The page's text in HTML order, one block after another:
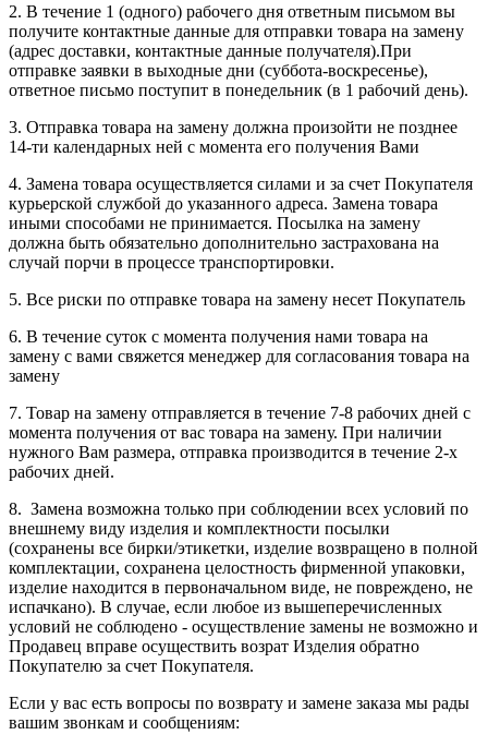
2. В течение 1 (одного) рабочего дня ответным письмом вы
получите контактные данные для отправки товара на замену
(адрес доставки, контактные данные получателя).При
отправке заявки в выходные дни (суббота-воскресенье),
ответное письмо поступит в понедельник (в 1 рабочий день).
3. Отправка товара на замену должна произойти не позднее
14-ти календарных ней с момента его получения Вами
4. Замена товара осуществляется силами и за счет Покупателя
курьерской службой до указанного адреса. Замена товара
иными способами не принимается. Посылка на замену
должна быть обязательно дополнительно застрахована на
случай порчи в процессе транспортировки.
5. Все риски по отправке товара на замену несет Покупатель
6. В течение суток с момента получения нами товара на
замену с вами свяжется менеджер для согласования товара на
замену
7. Товар на замену отправляется в течение 7-8 рабочих дней с
момента получения от вас товара на замену. При наличии
нужного Вам размера, отправка производится в течение 2-х
рабочих дней.
8. Замена возможна только при соблюдении всех условий по
внешнему виду изделия и комплектности посылки
(сохранены все бирки/этикетки, изделие возвращено в полной
комплектации, сохранена целостность фирменной упаковки,
изделие находится в первоначальном виде, не повреждено, не
испачкано). В случае, если любое из вышеперечисленных
условий не соблюдено - осуществление замены не возможно и
Продавец вправе осуществить возрат Изделия обратно
Покупателю за счет Покупателя.
Если у вас есть вопросы по возврату и замене заказа мы рады
вашим звонкам и сообщениям: